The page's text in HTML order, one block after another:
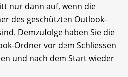
nur dann auf, wenn die
des geschützten Outlook-
Demzufolge haben Sie die
Ordner vor dem Schliessen
und nach dem Start wieder